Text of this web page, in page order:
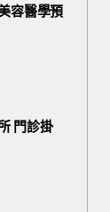
容醫學預
門診掛